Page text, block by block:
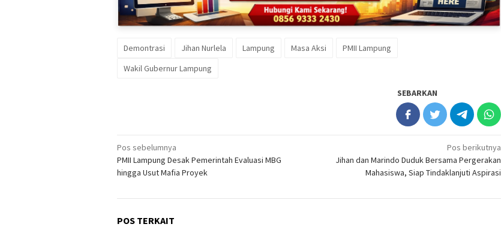
Demontrasi Jihan Nurlela Lampung Masa Aksi
PMII Lampung
Wakil Gubernur Lampung
SEBARKAN
Navigasi
pos
Pos sebelumnya
PMII Lampung Desak Pemerintah Evaluasi MBG
hingga Usut Mafia Proyek
Pos berikutnya
Jihan dan Marindo Duduk Bersama Pergerakan
Mahasiswa, Siap Tindaklanjuti Aspirasi
POS TERKAIT